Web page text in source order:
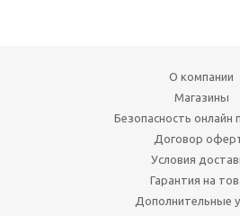
О компании
Магазины
Безопасность онлайн
Договор
Условия
Гарантия на
Дополнительные